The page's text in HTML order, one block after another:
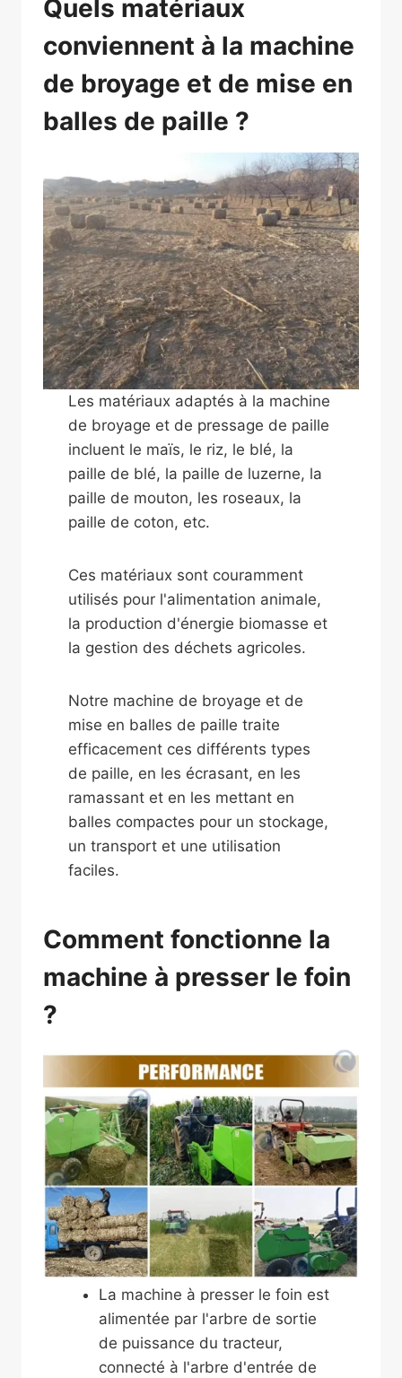
Quels matériaux
conviennent à la machine
de broyage et de mise en
balles de paille ?
Les matériaux adaptés à la machine
de broyage et de pressage de paille
incluent le maïs, le riz, le blé, la
paille de blé, la paille de luzerne, la
paille de mouton, les roseaux, la
paille de coton, etc.
Ces matériaux sont couramment
utilisés pour l'alimentation animale,
la production d'énergie biomasse et
la gestion des déchets agricoles.
Notre machine de broyage et de
mise en balles de paille traite
efficacement ces différents types
de paille, en les écrasant, en les
ramassant et en les mettant en
balles compactes pour un stockage,
un transport et une utilisation
faciles.
Comment fonctionne la
machine à presser le foin
?
La machine à presser le foin est
alimentée par l'arbre de sortie
de puissance du tracteur,
connecté à l'arbre d'entrée de